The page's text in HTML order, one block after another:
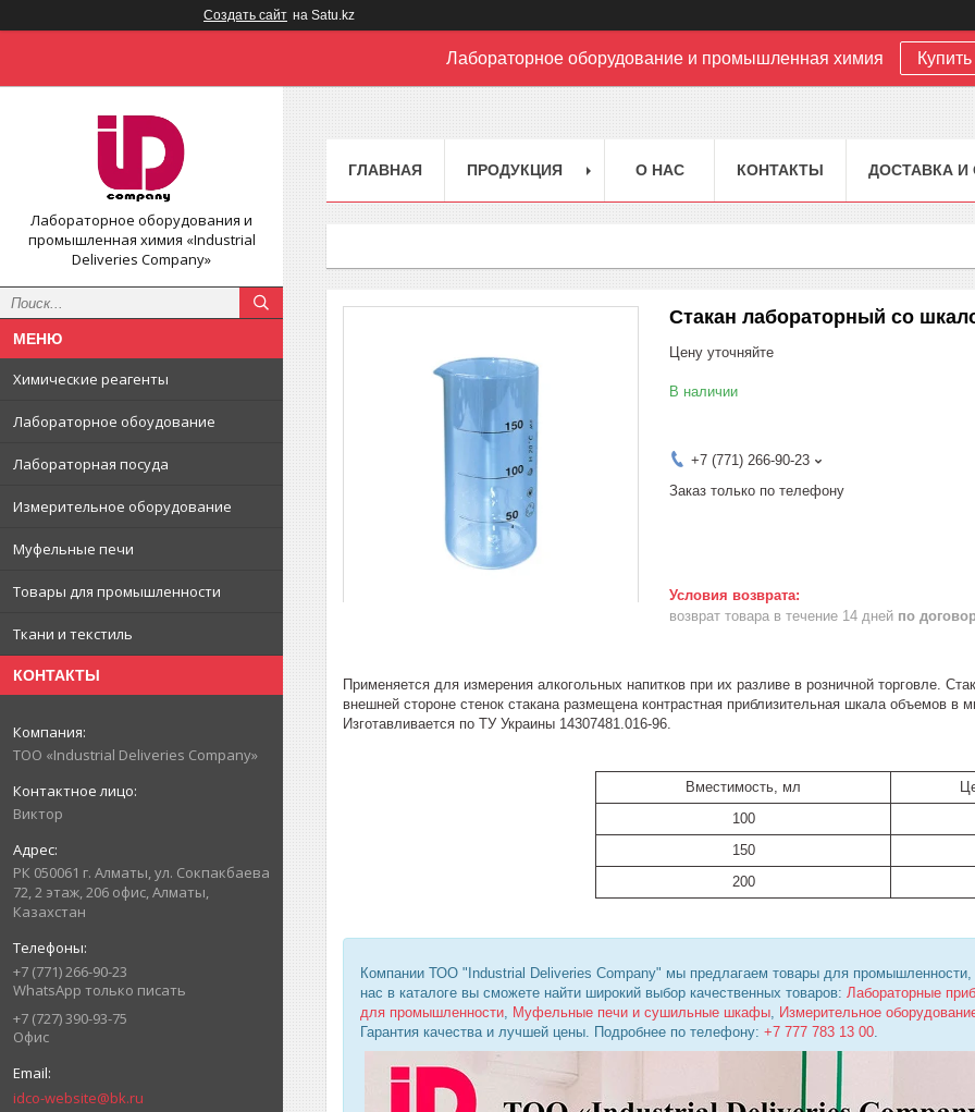
Создать сайт на Satu.kz
Лабораторное оборудование и промышленная химия Купить
Лабораторное оборудования и
промышленная химия «Industrial
Deliveries Company»
Химические реагенты
Лабораторное обоудование
Лабораторная посуда
Измерительное оборудование
Муфельные печи
Товары для промышленности
Ткани и текстиль
КОНТАКТЫ
ТОО «Industrial Deliveries Company»
Виктор
РК 050061 г. Алматы, ул. Сокпакбаева
72, 2 этаж, 206 офис, Алматы,
Казахстан
+7 (771) 266-90-23
WhatsApp только писать
+7 (727) 390-93-75
Офис
idco-website@bk.ru
ГЛАВНАЯ ПРОДУКЦИЯ О НАС КОНТАКТЫ ДОСТАВКА И
Стакан лабораторный со
Цену уточняйте
В наличии
+7 (771) 266-90-23
Заказ только по телефону
возврат товара в течение 14 дней по
Применяется для измерения алкогольных напитков при их разливе в розничной торговле.
внешней стороне стенок стакана размещена контрастная приблизительная шкала объемов в
Изготавливается по ТУ Украины 14307481.016-96.
Вместимость, мл
100
150
200
Компании ТОО "Industrial Deliveries Company" мы предлагаем товары для
нас в каталоге вы сможете найти широкий выбор качественных товаров: Лабораторные
для промышленности
Муфельные печи и сушильные шкафы
Измерительное
Гарантия качества и лучшей цены. Подробнее по телефону: +7 777 783 13 00